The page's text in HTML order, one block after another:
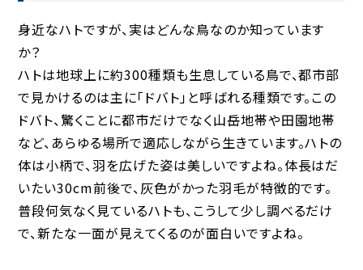
身近なハトですが、実はどんな鳥なのか知っています
か？
ハトは地球上に約300種類も生息している鳥で、都市部
で見かけるのは主に「ドバト」と呼ばれる種類です。この
ドバト、驚くことに都市だけでなく山岳地帯や田園地帯
など、あらゆる場所で適応しながら生きています。ハトの
体は小柄で、羽を広げた姿は美しいですよね。体長はだ
いたい30cm前後で、灰色がかった羽毛が特徴的です。
普段何気なく見ているハトも、こうして少し調べるだけ
で、新たな一面が見えてくるのが面白いですよね。